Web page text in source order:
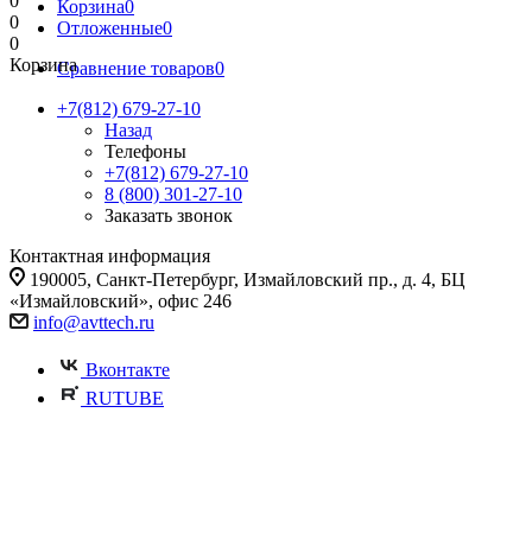
Корзина0
Отложенные0
Сравнение товаров0
+7(812) 679-27-10
Назад
Телефоны
+7(812) 679-27-10
8 (800) 301-27-10
Заказать звонок
Контактная информация
190005, Санкт-Петербург, Измайловский пр., д. 4, БЦ
«Измайловский», офис 246
info@avttech.ru
Вконтакте
RUTUBE
0
0
Корзина